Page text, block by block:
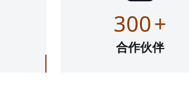
300+
合作伙伴